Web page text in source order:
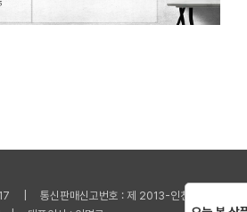
| 통신판매신고번호 : 제 2013-인천부평-001